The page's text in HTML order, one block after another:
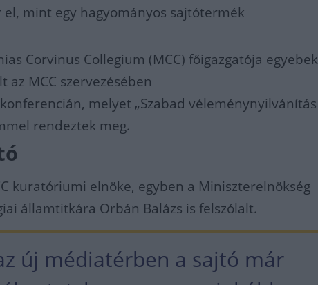
mint egy hagyományos sajtótermék
Corvinus Collegium (MCC) főigazgatója egyebek
MCC szervezésében
melyet „Szabad véleménynyilvánítás
rendeztek meg.
kuratóriumi elnöke, egyben a Miniszterelnökség
államtitkára Orbán Balázs is felszólalt.
új médiatérben a sajtó már